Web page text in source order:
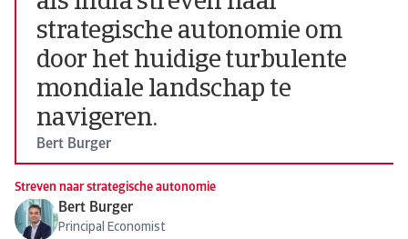
strategische autonomie om
door het huidige turbulente
mondiale landschap te
navigeren.
Bert Burger
Streven naar strategische autonomie
Bert Burger
Principal Economist